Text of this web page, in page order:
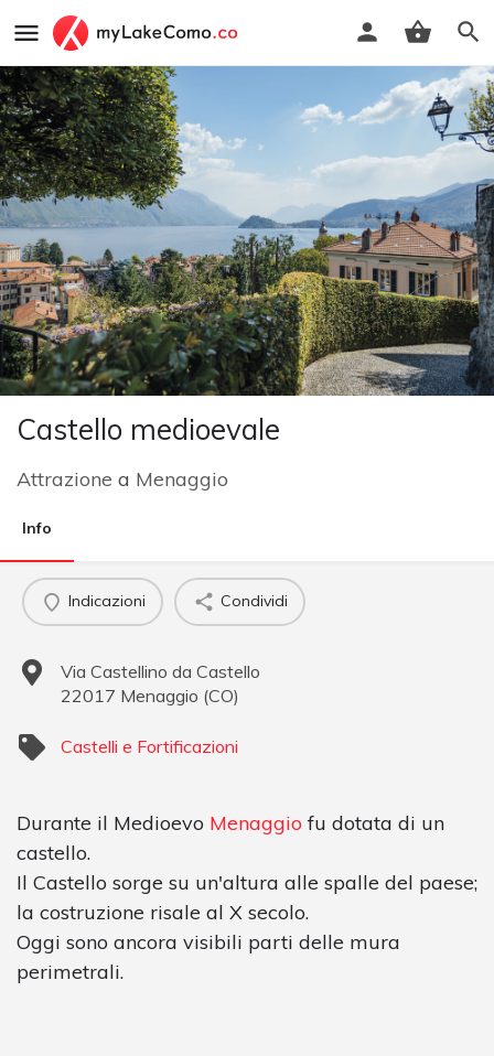
Castello medioevale
Attrazione a Menaggio
Info
Indicazioni Condividi
Via Castellino da Castello
22017 Menaggio (CO)
Castelli e Fortificazioni
Durante il Medioevo Menaggio fu dotata di un
castello.
Il Castello sorge su un'altura alle spalle del paese;
la costruzione risale al X secolo.
Oggi sono ancora visibili parti delle mura
perimetrali.